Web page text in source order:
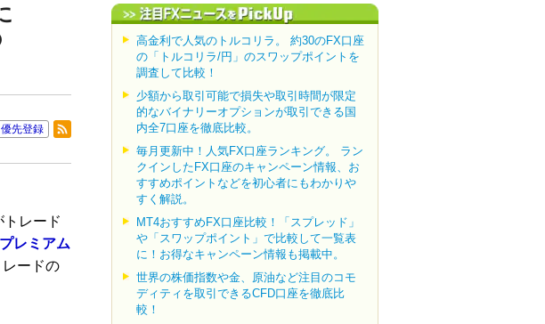
優先登録
トレード
レミアム
ードの
高金利で人気のトルコリラ。 約30のFX口座
の「トルコリラ/円」のスワップポイントを
調査して比較！
少額から取引可能で損失や取引時間が限定
的なバイナリーオプションが取引できる国
内全7口座を徹底比較。
毎月更新中！人気FX口座ランキング。 ラン
クインしたFX口座のキャンペーン情報、お
すすめポイントなどを初心者にもわかりや
すく解説。
MT4おすすめFX口座比較！「スプレッド」
や「スワップポイント」で比較して一覧表
に！お得なキャンペーン情報も掲載中。
世界の株価指数や金、原油など注目のコモ
ディティを取引できるCFD口座を徹底比
較！